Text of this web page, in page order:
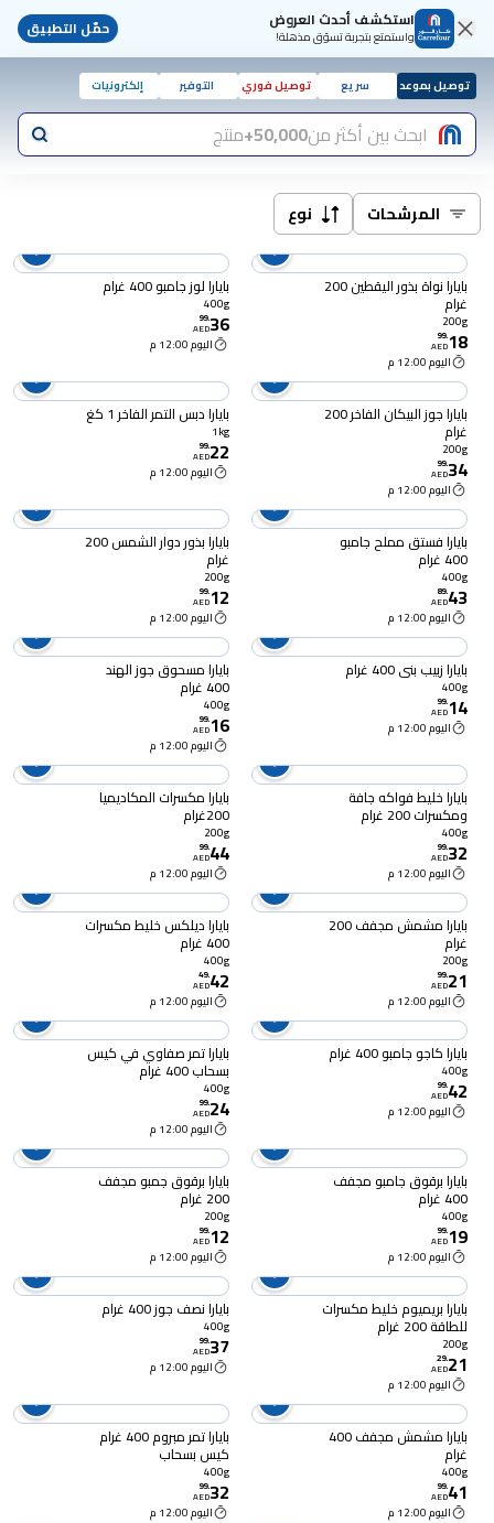
استكشف أحدث العروض
واستمتع بتجربة تسوّق مذهلة! حمّل التطبيق
توصيل بموعد سريع توصيل فوري التوفير إلكترونيات
ابحث بين أكثر من50,000+ منتج
المرشحات نوع
بايارا نواة بذور اليقطين 200
غرام
200g
18
.
99
AED
اليوم 12:00 م
بايارا لوز جامبو 400 غرام
400g
36
.
99
AED
اليوم 12:00 م
بايارا جوز البيكان الفاخر 200
غرام
200g
34
.
99
AED
اليوم 12:00 م
بايارا دبس التمر الفاخر 1 كغ
1kg
22
.
99
AED
اليوم 12:00 م
بايارا فستق مملح جامبو
400 غرام
400g
43
.
89
AED
اليوم 12:00 م
بايارا بذور دوار الشمس 200
غرام
200g
12
.
99
AED
اليوم 12:00 م
بايارا زبيب بني 400 غرام
400g
14
.
99
AED
اليوم 12:00 م
بايارا مسحوق جوز الهند
400 غرام
400g
16
.
99
AED
اليوم 12:00 م
بايارا خليط فواكه جافة
ومكسرات 200 غرام
400g
32
.
99
AED
اليوم 12:00 م
بايارا مكسرات المكاديميا
200غرام
200g
44
.
99
AED
اليوم 12:00 م
بايارا مشمش مجفف 200
غرام
200g
21
.
99
AED
اليوم 12:00 م
بايارا ديلكس خليط مكسرات
400 غرام
400g
42
.
49
AED
اليوم 12:00 م
بايارا كاجو جامبو 400 غرام
400g
42
.
99
AED
اليوم 12:00 م
بايارا تمر صفاوي في كيس
بسحاب 400 غرام
400g
24
.
99
AED
اليوم 12:00 م
بايارا برقوق جامبو مجفف
400 غرام
400g
19
.
99
AED
اليوم 12:00 م
بايارا برقوق جمبو مجفف
200 غرام
200g
12
.
99
AED
اليوم 12:00 م
بايارا بريميوم خليط مكسرات
للطاقة 200 غرام
200g
21
.
29
AED
اليوم 12:00 م
بايارا نصف جوز 400 غرام
400g
37
.
99
AED
اليوم 12:00 م
بايارا مشمش مجفف 400
غرام
400g
41
.
99
AED
اليوم 12:00 م
بايارا تمر مبروم 400 غرام
كيس بسحاب
400g
32
.
99
AED
اليوم 12:00 م